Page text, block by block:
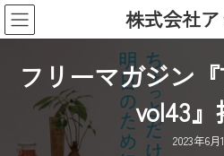
コ
ン
ナ
ビ
株式会社ア
フリーマガジン
vol43
2023年6月